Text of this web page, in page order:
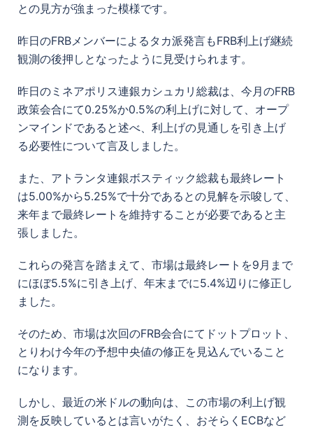
との見方が強まった模様です。
昨日のFRBメンバーによるタカ派発言もFRB利上げ継続
観測の後押しとなったように見受けられます。
昨日のミネアポリス連銀カシュカリ総裁は、今月のFRB
政策会合にて0.25%か0.5%の利上げに対して、オープ
ンマインドであると述べ、利上げの見通しを引き上げ
る必要性について言及しました。
また、アトランタ連銀ボスティック総裁も最終レート
は5.00%から5.25%で十分であるとの見解を示唆して、
来年まで最終レートを維持することが必要であると主
張しました。
これらの発言を踏まえて、市場は最終レートを9月まで
にほぼ5.5%に引き上げ、年末までに5.4%辺りに修正し
ました。
そのため、市場は次回のFRB会合にてドットプロット、
とりわけ今年の予想中央値の修正を見込んでいること
になります。
しかし、最近の米ドルの動向は、この市場の利上げ観
測を反映しているとは言いがたく、おそらくECBなど